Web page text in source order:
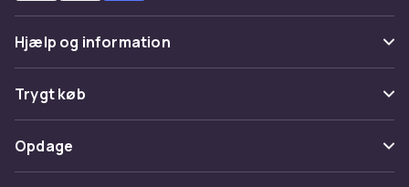
Hjælp og information
Ofte stillede spørgsmål
Spor pakke
Fortryd & returner her
Trygt køb
Betaling
Levering
Opdage